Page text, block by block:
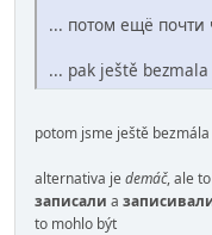
... потом ещё почти
... pak ještě
potom jsme ještě
alternativa je demáč, ale
записали a
to mohlo být